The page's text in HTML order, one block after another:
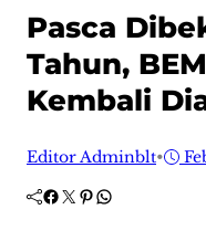
Pasca
Tahun,
Kembali
Editor Adminblt•
Facebook Twitter Pinterest WhatsApp